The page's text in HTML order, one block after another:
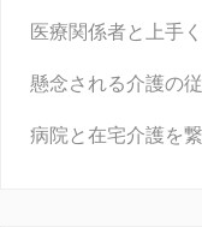
医療関係者と上手
懸念される介護の
病院と在宅介護を